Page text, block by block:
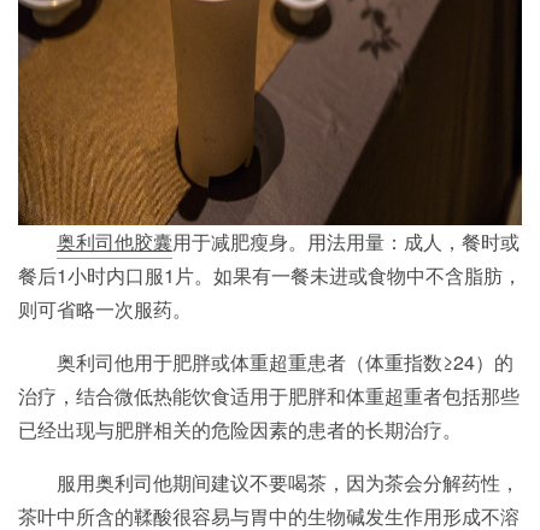
奥利司他胶囊用于减肥瘦身。用法用量：成人，餐时或
餐后1小时内口服1片。如果有一餐未进或食物中不含脂肪，
则可省略一次服药。
奥利司他用于肥胖或体重超重患者（体重指数≥24）的
治疗，结合微低热能饮食适用于肥胖和体重超重者包括那些
已经出现与肥胖相关的危险因素的患者的长期治疗。
服用奥利司他期间建议不要喝茶，因为茶会分解药性，
茶叶中所含的鞣酸很容易与胃中的生物碱发生作用形成不溶